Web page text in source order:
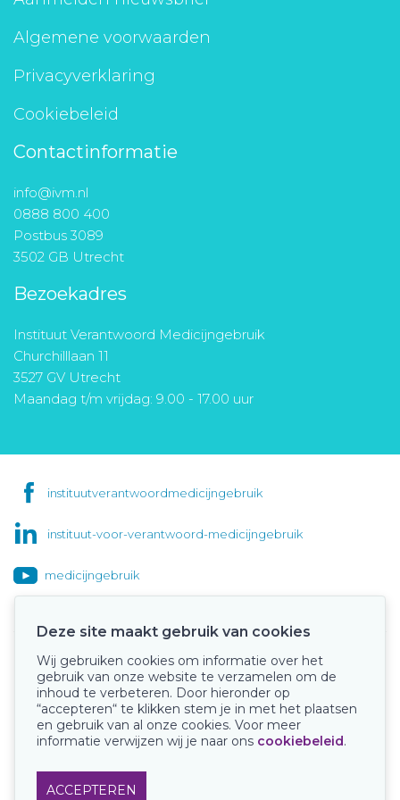
Algemene voorwaarden
Privacyverklaring
Cookiebeleid
Contactinformatie
info@ivm.nl
0888 800 400
Postbus 3089
3502 GB Utrecht
Bezoekadres
Instituut Verantwoord Medicijngebruik
Churchilllaan 11
3527 GV Utrecht
Maandag t/m vrijdag: 9.00 - 17.00 uur
instituutverantwoordmedicijngebruik
instituut-voor-verantwoord-medicijngebruik
medicijngebruik
Onze keurmerken
Deze site maakt gebruik van cookies
Wij gebruiken cookies om informatie over het
gebruik van onze website te verzamelen om de
inhoud te verbeteren. Door hieronder op
“accepteren“ te klikken stem je in met het plaatsen
en gebruik van al onze cookies. Voor meer
informatie verwijzen wij je naar ons cookiebeleid.
ACCEPTEREN